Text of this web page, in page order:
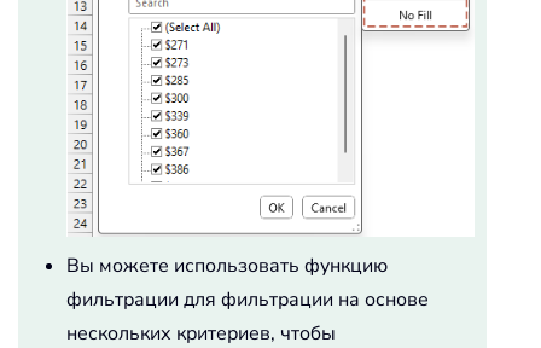
Вы можете использовать функцию
фильтрации для фильтрации на основе
нескольких критериев, чтобы